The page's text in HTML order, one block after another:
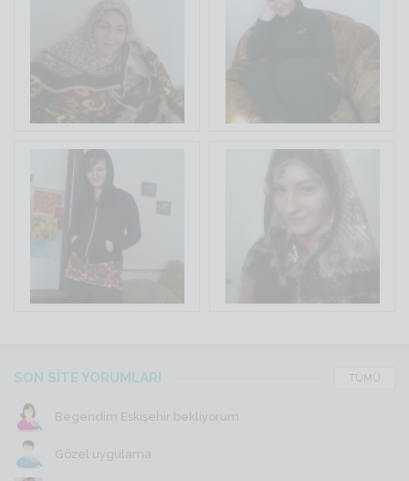
SON SİTE YORUMLARI TÜMÜ
Begendim Eskişehir bekliyorum
Gözel uygulama